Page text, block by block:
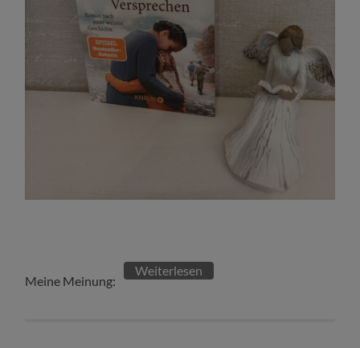
Meine Meinung:
Weiterlesen